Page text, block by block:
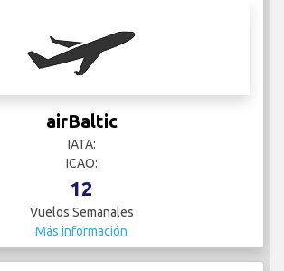
airBaltic
IATA:
ICAO:
12
Vuelos Semanales
Más información